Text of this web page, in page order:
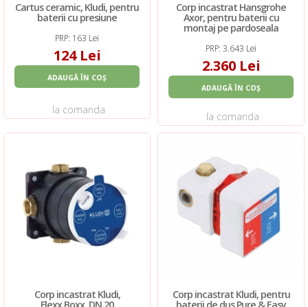
Cartus ceramic, Kludi, pentru
baterii cu presiune
PRP: 163 Lei
124 Lei
ADAUGĂ ÎN COȘ
la comanda
Corp incastrat Hansgrohe
Axor, pentru baterii cu
montaj pe pardoseala
PRP: 3.643 Lei
2.360 Lei
ADAUGĂ ÎN COȘ
la comanda
Corp incastrat Kludi,
Flexx.Boxx, DN 20
Corp incastrat Kludi, pentru
baterii de dus Pure & Easy